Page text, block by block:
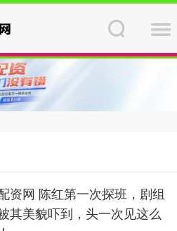
资网 陈红第一次探班，剧组
其美貌吓到，头一次见这么